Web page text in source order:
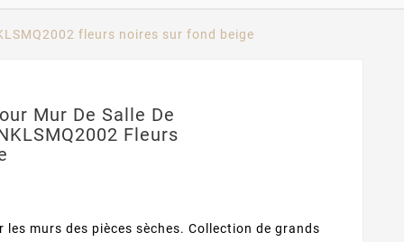
fleurs noires sur fond beige
Mur De Salle De
Fleurs
murs des pièces sèches. Collection de grands